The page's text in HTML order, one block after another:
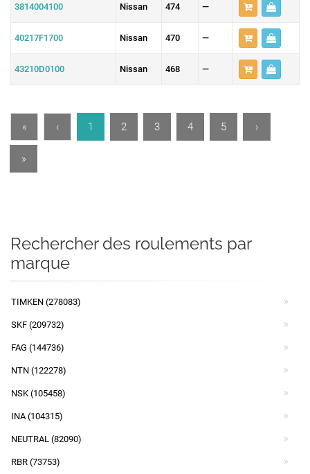
3814004100 Nissan 474 —
40217F1700 Nissan 470 —
43210D0100 Nissan 468 —
« ‹ 1 2 3 4 5 ›
»
Rechercher des roulements par
marque
TIMKEN (278083)
SKF (209732)
FAG (144736)
NTN (122278)
NSK (105458)
INA (104315)
NEUTRAL (82090)
RBR (73753)